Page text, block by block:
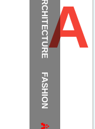
ARCHITECTURE
FASHION
The
Festival